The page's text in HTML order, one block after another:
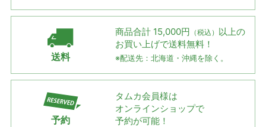
送料
商品合計 15,000円 （税込） 以上の
お買い上げで送料無料！
※配送先：北海道・沖縄を除く。
予約
タムカ会員様は
オンラインショップで
予約が可能！